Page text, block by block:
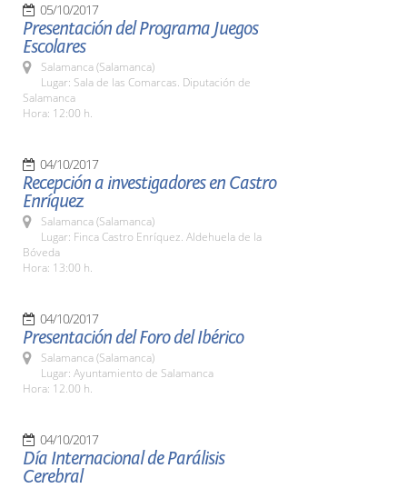
05/10/2017
Presentación del Programa Juegos
Escolares
Salamanca (Salamanca)
Lugar: Sala de las Comarcas. Diputación de
Salamanca
Hora: 12:00 h.
04/10/2017
Recepción a investigadores en Castro
Enríquez
Salamanca (Salamanca)
Lugar: Finca Castro Enríquez. Aldehuela de la
Bóveda
Hora: 13:00 h.
04/10/2017
Presentación del Foro del Ibérico
Salamanca (Salamanca)
Lugar: Ayuntamiento de Salamanca
Hora: 12.00 h.
04/10/2017
Día Internacional de Parálisis
Cerebral